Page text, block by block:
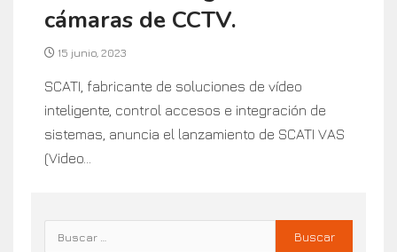
cámaras de CCTV.
15 junio, 2023
SCATI, fabricante de soluciones de vídeo
inteligente, control accesos e integración de
sistemas, anuncia el lanzamiento de SCATI VAS
(Video...